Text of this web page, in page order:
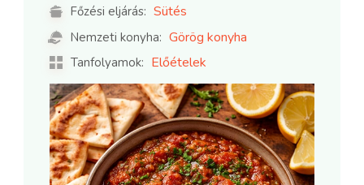
Főzési eljárás: Sütés
Nemzeti konyha: Görög konyha
Tanfolyamok: Előételek